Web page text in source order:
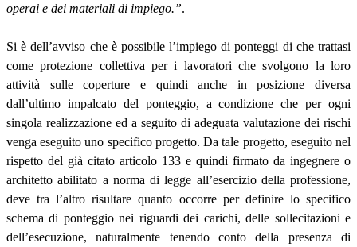
operai e dei materiali di impiego.”.
Si è dell’avviso che è possibile l’impiego di ponteggi di che trattasi
come protezione collettiva per i lavoratori che svolgono la loro
attività sulle coperture e quindi anche in posizione diversa
dall’ultimo impalcato del ponteggio, a condizione che per ogni
singola realizzazione ed a seguito di adeguata valutazione dei rischi
venga eseguito uno specifico progetto. Da tale progetto, eseguito nel
rispetto del già citato articolo 133 e quindi firmato da ingegnere o
architetto abilitato a norma di legge all’esercizio della professione,
deve tra l’altro risultare quanto occorre per definire lo specifico
schema di ponteggio nei riguardi dei carichi, delle sollecitazioni e
dell’esecuzione, naturalmente tenendo conto della presenza di